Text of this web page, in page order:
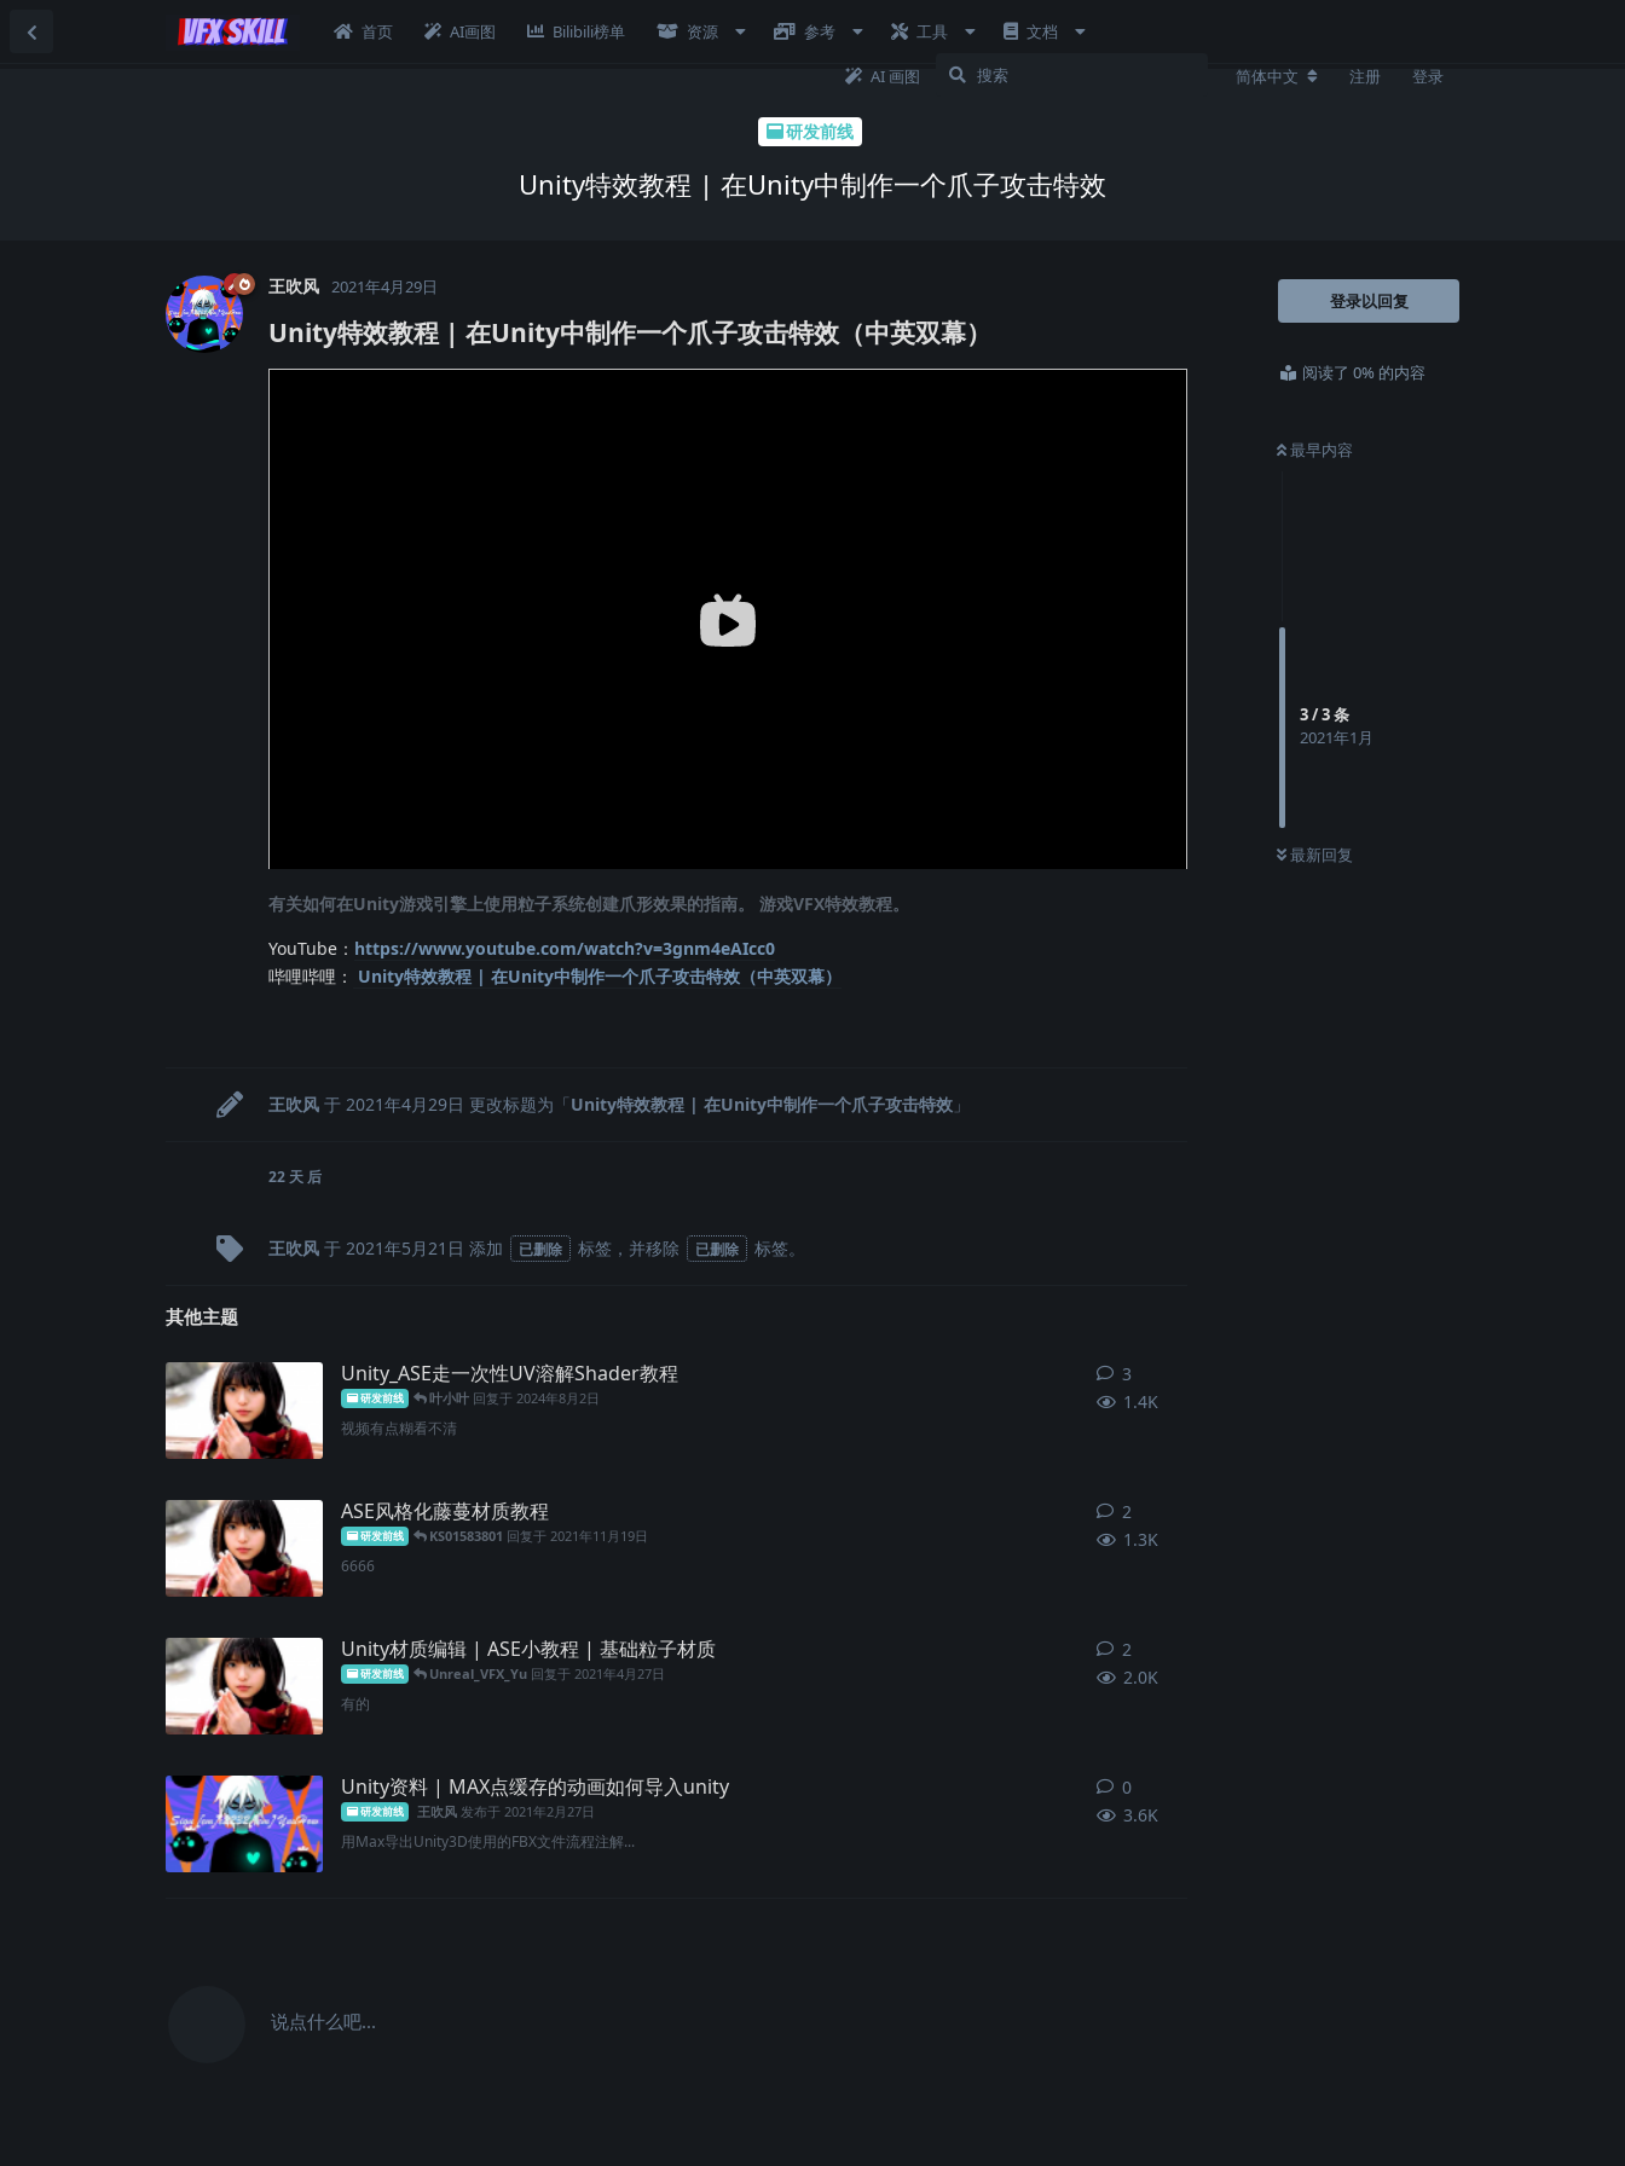
首页 AI画图 Bilibili榜单 资源 参考 工具 文档
AI 画图 简体中文 注册 登录
研发前线
Unity特效教程 | 在Unity中制作一个爪子攻击特效
登录以回复
阅读了 0% 的内容
最早内容
3/3条
2021年1月
最新回复
王吹风 2021年4月29日
Unity特效教程 | 在Unity中制作一个爪子攻击特效（中英双幕）
有关如何在Unity游戏引擎上使用粒子系统创建爪形效果的指南。 游戏VFX特效教程。
YouTube： https://www.youtube.com/watch?v=3gnm4eAIcc0
哔哩哔哩： Unity特效教程 | 在Unity中制作一个爪子攻击特效（中英双幕）
王吹风 于 2021年4月29日 更改标题为「Unity特效教程 | 在Unity中制作一个爪子攻击特效 」
22 天 后
王吹风 于 2021年5月21日 添加 已删除 标签 ，并移除 已删除 标签。
其他主题
Unity_ASE走一次性UV溶解Shader教程
研发前线 叶小叶 回复于 2024年8月2日 1.4K
视频有点糊看不清
3
ASE风格化藤蔓材质教程
研发前线 KS01583801 回复于 2021年11月19日 1.3K
6666
2
Unity材质编辑 | ASE小教程 | 基础粒子材质
研发前线 Unreal_VFX_Yu 回复于 2021年4月27日 2.0K
有的
2
Unity资料 | MAX点缓存的动画如何导入unity
研发前线 王吹风 发布于 2021年2月27日 3.6K
用Max导出Unity3D使用的FBX文件流程注解...
0
说点什么吧...